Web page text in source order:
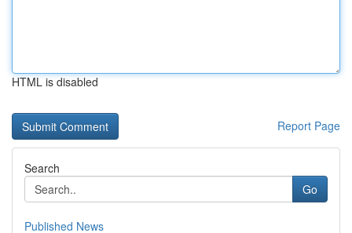
HTML is disabled
Report Page
Search
Go
Published News